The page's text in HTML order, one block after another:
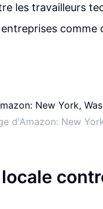
les travailleurs
comme
d'Amazon: New